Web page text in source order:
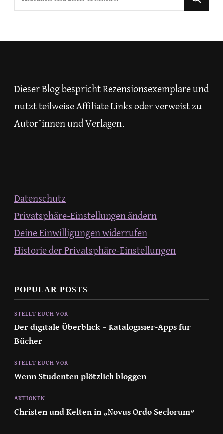
du
Dieser Blog bespricht Rezensionsexemplare und
nutzt teilweise Affiliate Links oder verweist zu
Autor*innen und Verlagen.
Datenschutz
Privatsphäre-Einstellungen ändern
Deine Einwilligungen widerrufen
Historie der Privatsphäre-Einstellungen
POPULAR POSTS
STELLT EUCH VOR
Der digitale Überblick – Katalogisier-Apps für
Bücher
STELLT EUCH VOR
Wenn Studenten plötzlich bloggen
AKTIONEN
Christen und Kelten in „Novus Ordo Seclorum“